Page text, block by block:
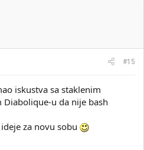
#15
iskustva sa staklenim
u da nije bash
za novu sobu